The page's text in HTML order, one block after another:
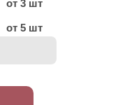
от 3 шт
от 5 шт